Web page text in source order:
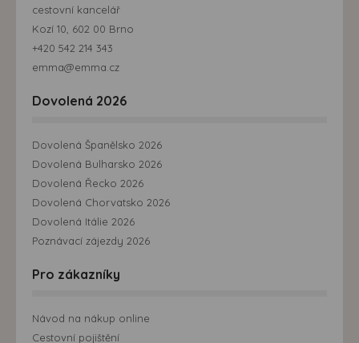
cestovní kancelář
Kozí 10, 602 00 Brno
+420 542 214 343
emma@emma.cz
Dovolená 2026
Dovolená Španělsko 2026
Dovolená Bulharsko 2026
Dovolená Řecko 2026
Dovolená Chorvatsko 2026
Dovolená Itálie 2026
Poznávací zájezdy 2026
Pro zákazníky
Návod na nákup online
Cestovní pojištění